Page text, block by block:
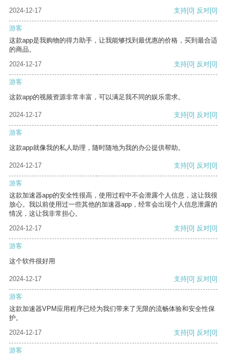
2024-12-17 支持[0] 反对[0]
游客
这款app是我购物的得力助手，让我能够找到最优惠的价格，买到最合适
的商品。
2024-12-17
支持[0] 反对[0]
游客
这款app的视频资源非常丰富，可以满足我不同的娱乐需求。
2024-12-17 支持[0] 反对[0]
游客
这款app就像我的私人助理，随时随地为我的办公提供帮助。
2024-12-17 支持[0] 反对[0]
游客
这款加速器app的安全性很高，使用过程中不会泄露个人信息，这让我很
放心。我以前使用过一些其他的加速器app，经常会出现个人信息泄露的
情况，这让我非常担心。
2024-12-17
支持[0] 反对[0]
游客
这个软件很好用
2024-12-17 支持[0] 反对[0]
游客
这款加速器VPM应用程序已经为我们带来了无限的流畅体验和安全性保
护。
2024-12-17
支持[0] 反对[0]
游客